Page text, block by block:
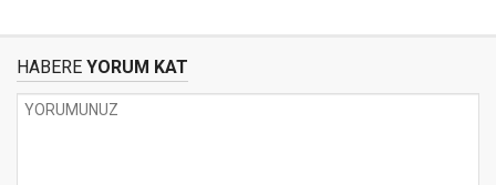
HABERE YORUM KAT